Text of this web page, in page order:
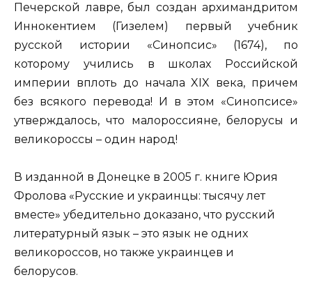
Печерской лавре, был создан архимандритом
Иннокентием (Гизелем) первый учебник
русской истории «Синопсис» (1674), по
которому учились в школах Российской
империи вплоть до начала XIX века, причем
без всякого перевода! И в этом «Синопсисе»
утверждалось, что малороссияне, белорусы и
великороссы – один народ!
В изданной в Донецке в 2005 г. книге Юрия
Фролова «Русские и украинцы: тысячу лет
вместе» убедительно доказано, что русский
литературный язык – это язык не одних
великороссов, но также украинцев и
белорусов.